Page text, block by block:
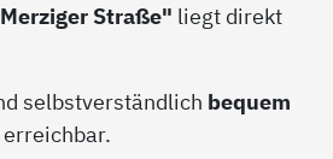
Straße" liegt direkt
selbstverständlich bequem
erreichbar.